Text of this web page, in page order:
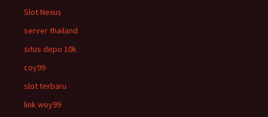
Slot Nexus
server thailand
situs depo 10k
coy99
slot terbaru
link woy99